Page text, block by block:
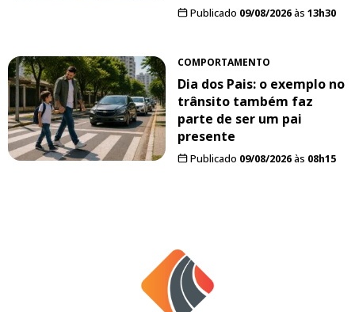
Publicado 09/08/2026às 13h30
COMPORTAMENTO
Dia dos Pais: o exemplo no
trânsito também faz
parte de ser um pai
presente
Publicado 09/08/2026às 08h15